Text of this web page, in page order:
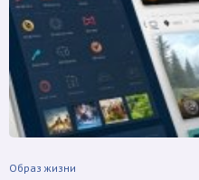
Образ жизни